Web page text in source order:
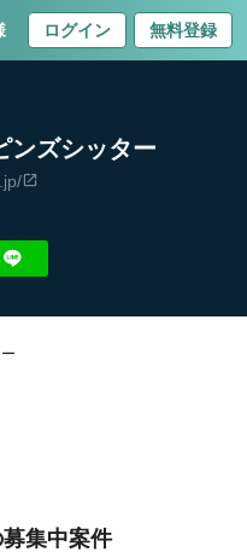
ログイン 無料登録
ンズシッター
集中案件